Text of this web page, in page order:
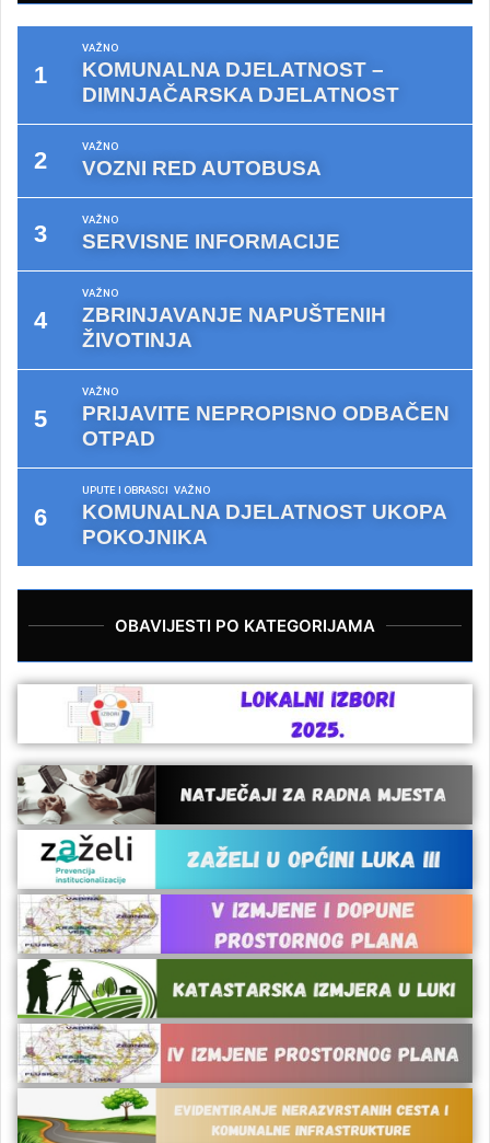
VAŽNO
KOMUNALNA DJELATNOST –
DIMNJAČARSKA DJELATNOST
VAŽNO
VOZNI RED AUTOBUSA
VAŽNO
SERVISNE INFORMACIJE
VAŽNO
ZBRINJAVANJE NAPUŠTENIH
ŽIVOTINJA
VAŽNO
PRIJAVITE NEPROPISNO ODBAČEN
OTPAD
UPUTE I OBRASCI VAŽNO
KOMUNALNA DJELATNOST UKOPA
POKOJNIKA
OBAVIJESTI PO KATEGORIJAMA